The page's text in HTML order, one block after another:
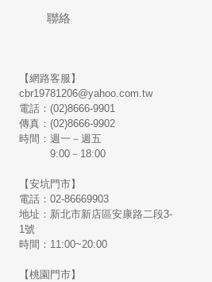
聯絡
【網路客服】
cbr19781206@yahoo.com.tw
電話：(02)8666-9901
傳真：(02)8666-9902
時間：週一－週五
9:00－18:00
【安坑門市】
電話：02-86669903
地址：新北市新店區安康路二段3-
1號
時間：11:00~20:00
【桃園門市】